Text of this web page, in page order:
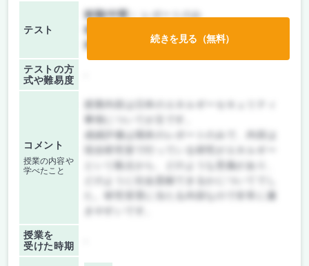
テスト
前期/中間：
後期/期末：
テストなし
テストの方
式や難易度
コメント
授業の内容や
学べたこと
成績評価は期末のレポートのみで、内容は
という観点から、どのような意義があり、
どのように社会貢献できるかについてでし
た。研究背景に当たる内容なので非常に書
授業を
受けた時期
続きを見る（無料）